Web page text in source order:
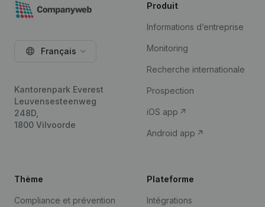
Français
Kantorenpark Everest
Leuvensesteenweg
248D,
1800 Vilvoorde
Produit
Informations d’entreprise
Monitoring
Recherche internationale
Prospection
iOS app
Android app
Thème
Compliance et prévention
Plateforme
Intégrations